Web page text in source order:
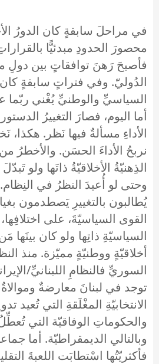
في مراحلَ سابقةٍ كان الدورُ
محصورَ الحدودِ مبدئيًّا
فأصبحَ رَهنَ توافقاتٍ بين دولِ
الدُوليّ. وفي فتراتٍ سابقةٍ كان
السياسيِّ والوطنيِّ يُغْني ربّما
أما اليوم، فصارَ التغييرُ
الأداءِ مسألةٌ فيها نَظر. هكذا،
نربحُ الأداءَ الحسَن. والأخطرُ
الذِهنيّةُ الأخلاقيّةُ ذاتَها ولو
وحتى لو أُعيدَ النظرُ في النِظام.
يُطالبون بالتغييرِ يَصطدمون
القوى السياسيّةَ، على
السياسيّةِ ذاتِها ولو كان
أخلاقيّةٍ ووطنيّةٍ مميّزة. منذ
السوريِّ فالنظامِ اللبنانيِّ/
توجد في لبنانَ معارضةٌ
الانتخابيّةِ المغْلَقةِ التي تُعيد
والحكوماتِ الوفاقيّة التي تُعطِّلُ
وبالتالي الديمقراطيّة. أما
فأكثريّتُها اسْتطابَت اللعبةَ